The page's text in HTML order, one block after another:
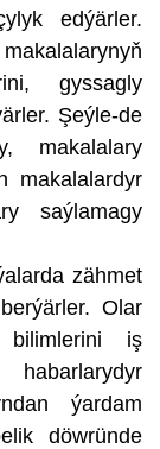
edýärler.
gyssagly
Şeýle-de
makalalary
makalalardyr
saýlamagy
zähmet
Olar
iş
ýardam
döwründe